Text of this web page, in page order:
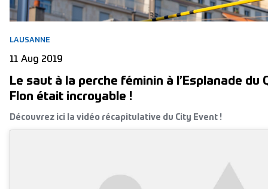
LAUSANNE
11 Aug 2019
Le saut à la perche féminin à l’Esplanade du
Flon était incroyable !
Découvrez ici la vidéo récapitulative du City Event !